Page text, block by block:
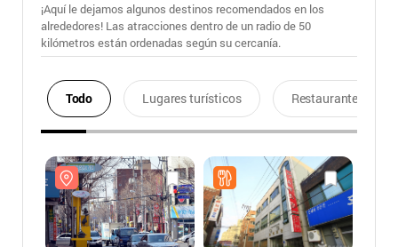
¡Aquí le dejamos algunos destinos recomendados en los
alrededores! Las atracciones dentro de un radio de 50
kilómetros están ordenadas según su cercanía.
Todo Lugares turísticos Restaurantes